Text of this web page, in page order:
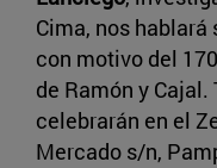
Cima, nos hablará
con motivo del
de Ramón y
celebrarán en el
Mercado s/n,